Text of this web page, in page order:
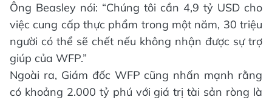
Ông Beasley nói: “Chúng tôi cần 4,9 tỷ USD cho
việc cung cấp thực phẩm trong một năm, 30 triệu
người có thể sẽ chết nếu không nhận được sự trợ
giúp của WFP.”
Ngoài ra, Giám đốc WFP cũng nhấn mạnh rằng
có khoảng 2.000 tỷ phú với giá trị tài sản ròng là